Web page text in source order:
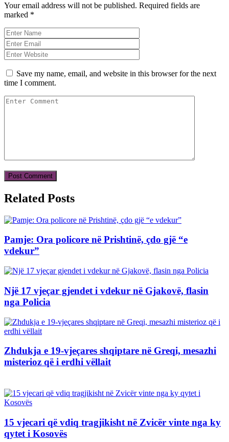
Your email address will not be published. Required fields are
marked *
Save my name, email, and website in this browser for the next
time I comment.
Related Posts
Pamje: Ora policore në Prishtinë, çdo gjë “e
vdekur”
Një 17 vjeçar gjendet i vdekur në Gjakovë, flasin
nga Policia
Zhdukja e 19-vjeçares shqiptare në Greqi, mesazhi
misterioz që i erdhi vëllait
15 vjecari që vdiq tragjikisht në Zvicër vinte nga ky
qytet i Kosovës